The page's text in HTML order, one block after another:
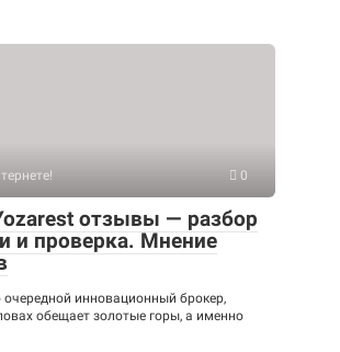
0
отзывы — разбор
и проверка. Мнение
очередной инновационный брокер,
обещает золотые горы, а именно